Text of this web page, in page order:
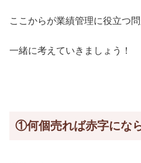
ここからが業績管理に役立つ問
一緒に考えていきましょう！
①何個売れば赤字にな